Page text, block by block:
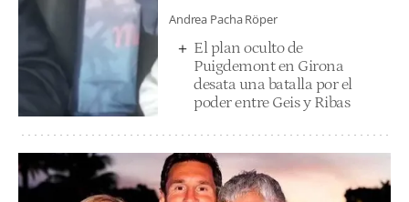
Andrea Pacha Röper
El plan oculto de
Puigdemont en Girona
desata una batalla por el
poder entre Geis y Ribas